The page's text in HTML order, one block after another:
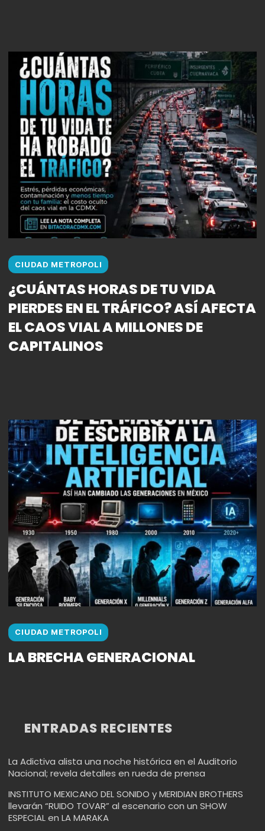
CIUDAD METROPOLI
¿CUÁNTAS HORAS DE TU VIDA
PIERDES EN EL TRÁFICO? ASÍ AFECTA
EL CAOS VIAL A MILLONES DE
CAPITALINOS
CIUDAD METROPOLI
LA BRECHA GENERACIONAL
ENTRADAS RECIENTES
La Adictiva alista una noche histórica en el Auditorio
Nacional; revela detalles en rueda de prensa
INSTITUTO MEXICANO DEL SONIDO y MERIDIAN BROTHERS
llevarán “RUIDO TOVAR” al escenario con un SHOW
ESPECIAL en LA MARAKA